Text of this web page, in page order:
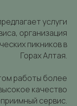
услуги
организация
пикников в
Горах Алтая.
работы более
качество
сервис.